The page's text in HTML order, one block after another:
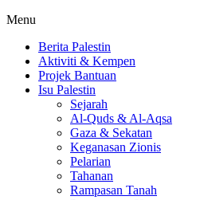
Menu
Berita Palestin
Aktiviti & Kempen
Projek Bantuan
Isu Palestin
Sejarah
Al-Quds & Al-Aqsa
Gaza & Sekatan
Keganasan Zionis
Pelarian
Tahanan
Rampasan Tanah